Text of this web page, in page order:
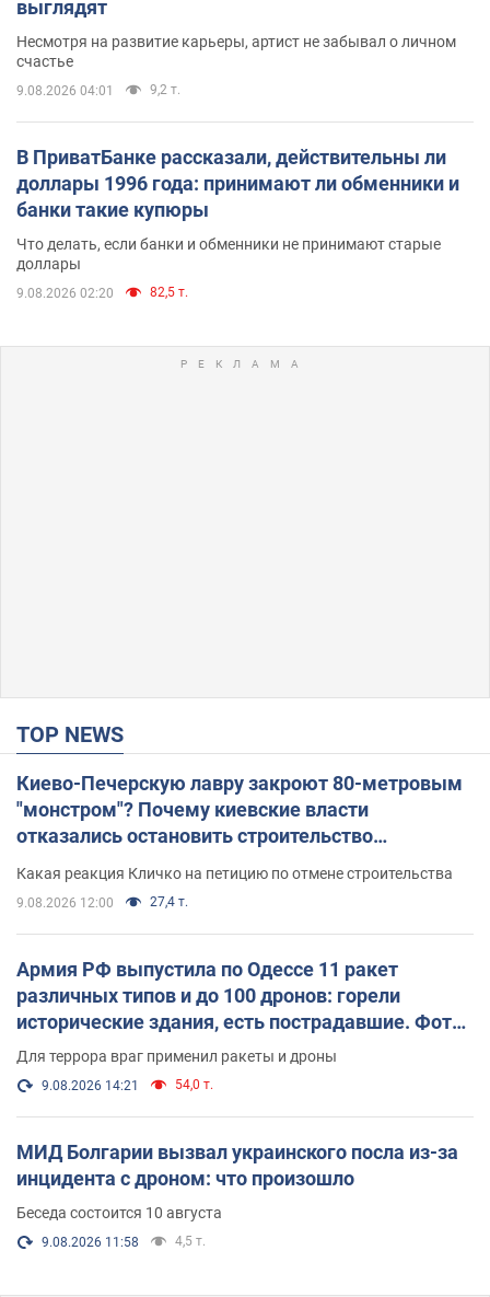
выглядят
Несмотря на развитие карьеры, артист не забывал о личном
счастье
9.08.2026 04:01 9,2 т.
В ПриватБанке рассказали, действительны ли
доллары 1996 года: принимают ли обменники и
банки такие купюры
Что делать, если банки и обменники не принимают старые
доллары
9.08.2026 02:20 82,5 т.
TOP NEWS
Киево-Печерскую лавру закроют 80-метровым
"монстром"? Почему киевские власти
отказались остановить строительство
небоскреба "московского верующего"
Какая реакция Кличко на петицию по отмене строительства
9.08.2026 12:00 27,4 т.
Армия РФ выпустила по Одессе 11 ракет
различных типов и до 100 дронов: горели
исторические здания, есть пострадавшие. Фото
и видео
Для террора враг применил ракеты и дроны
9.08.2026 14:21 54,0 т.
МИД Болгарии вызвал украинского посла из-за
инцидента с дроном: что произошло
Беседа состоится 10 августа
9.08.2026 11:58 4,5 т.